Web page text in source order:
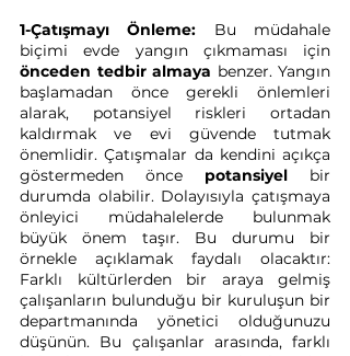
1-Çatışmayı Önleme: Bu müdahale
önceden tedbir almaya benzer. Yangın
başlamadan önce gerekli önlemleri
alarak, potansiyel riskleri ortadan
kaldırmak ve evi güvende tutmak
önemlidir. Çatışmalar da kendini açıkça
göstermeden önce potansiyel bir
durumda olabilir. Dolayısıyla çatışmaya
önleyici müdahalelerde bulunmak
büyük önem taşır. Bu durumu bir
örnekle açıklamak faydalı olacaktır:
Farklı kültürlerden bir araya gelmiş
çalışanların bulunduğu bir kuruluşun bir
departmanında yönetici olduğunuzu
düşünün. Bu çalışanlar arasında, farklı